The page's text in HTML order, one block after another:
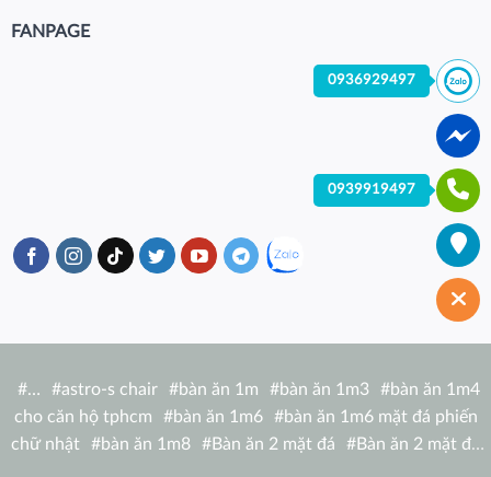
FANPAGE
#… #astro-s chair #bàn ăn 1m #bàn ăn 1m3 #bàn ăn 1m4
cho căn hộ tphcm
#bàn ăn 1m6 #bàn ăn 1m6 mặt đá phiến
chữ nhật
#bàn ăn 1m8 #Bàn ăn 2 mặt đá #Bàn ăn 2 mặt đá
0936929497
0939919497